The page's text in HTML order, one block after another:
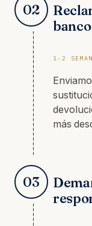
02
banco
1-2
más
03